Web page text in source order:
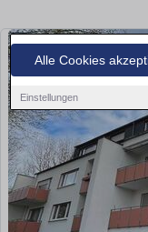
Alle Cookies
Einstellungen